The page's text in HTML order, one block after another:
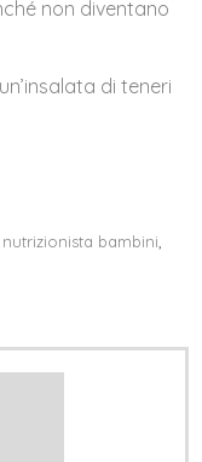
non diventano
di teneri
nutrizionista bambini